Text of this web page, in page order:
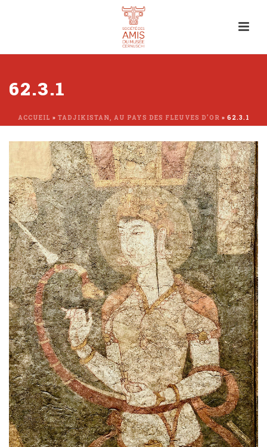
62.3.1
ACCUEIL » TADJIKISTAN, AU PAYS DES FLEUVES D’OR » 62.3.1